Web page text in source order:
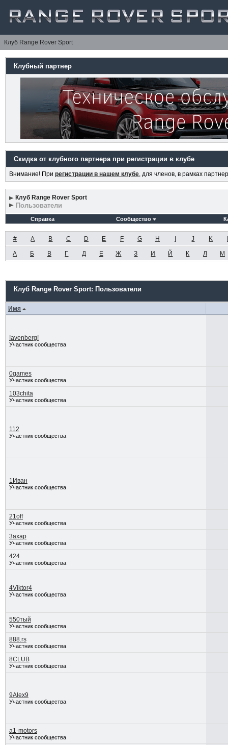
Клуб Range Rover Sport
Клубный партнер
Скидка от клубного партнера при регистрации в клубе
Внимание! При регистрации в нашем клубе, для членов, в рамках
Клуб Range Rover Sport
Пользователи
Справка Сообщество
# A B C D E F G H J K
А Б В Г Д Е Ж З И Й К Л М
Клуб Range Rover Sport: Пользователи
Имя
!avenberg!
Участник сообщества
0games
Участник сообщества
103chita
Участник сообщества
112
Участник сообщества
1Иван
Участник сообщества
21off
Участник сообщества
3axap
Участник сообщества
424
Участник сообщества
4Viktor4
Участник сообщества
550тый
Участник сообщества
888.rs
Участник сообщества
8CLUB
Участник сообщества
9Alex9
Участник сообщества
a1-motors
Участник сообщества